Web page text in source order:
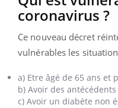
coronavirus ?
Ce nouveau décret
vulnérables les
a) Etre âgé de 65 ans et
b) Avoir des
c) Avoir un diabète non